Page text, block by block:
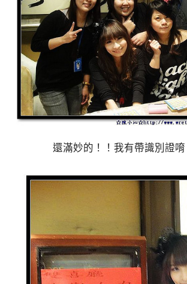
還滿妙的！！我有帶識別證唷